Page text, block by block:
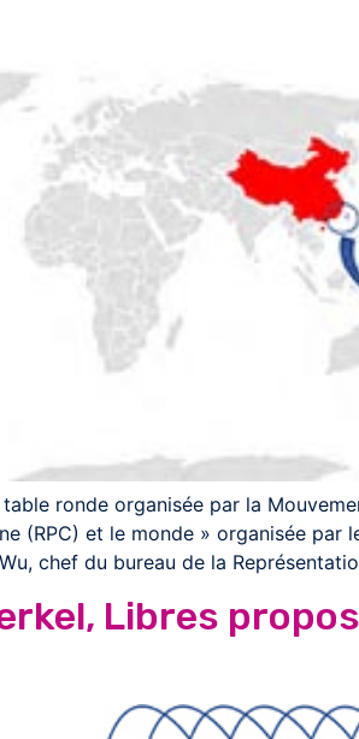
ronde organisée par la
(RPC) et le monde » organisée par
chef du bureau de la
Libres